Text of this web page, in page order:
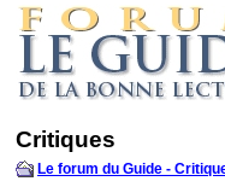
Critiques
Le forum du Guide -